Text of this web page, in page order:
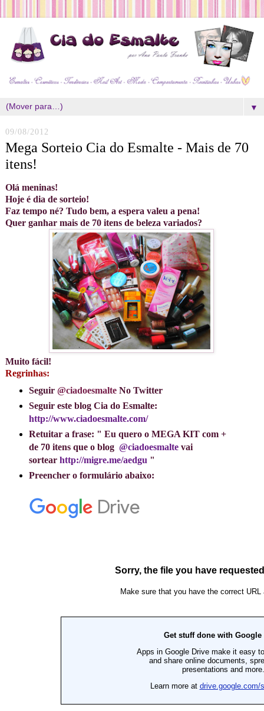
▼
09/08/2012
Mega Sorteio Cia do Esmalte - Mais de 70
itens!
Olá meninas!
Hoje é dia de sorteio!
Faz tempo né? Tudo bem, a espera valeu a pena!
Quer ganhar mais de 70 itens de beleza variados?
Muito fácil!
Regrinhas:
Seguir @ciadoesmalteNo Twitter
Seguir este blog Cia do Esmalte:
http://www.ciadoesmalte.com/
Retuitar a frase: " Eu quero o MEGA KIT com +
de 70 itens que o blog @ciadoesmaltevai
sortear http://migre.me/aedgu "
Preencher o formulário abaixo: